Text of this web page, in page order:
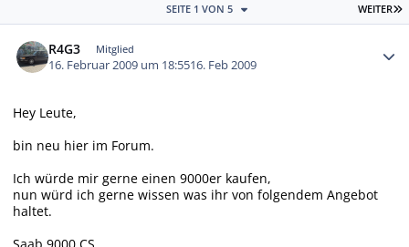
WEITER
SEITE 1 VON 5
R4G3 Mitglied
16. Februar 2009 um 18:5516. Feb 2009
Hey Leute,
bin neu hier im Forum.
Ich würde mir gerne einen 9000er kaufen,
nun würd ich gerne wissen was ihr von folgendem Angebot
haltet.